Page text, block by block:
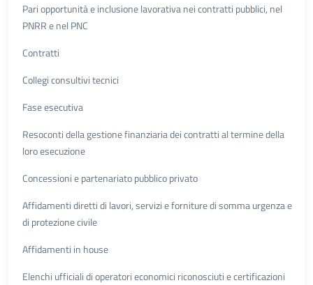
Pari opportunità e inclusione lavorativa nei contratti pubblici, nel
PNRR e nel PNC
Contratti
Collegi consultivi tecnici
Fase esecutiva
Resoconti della gestione finanziaria dei contratti al termine della
loro esecuzione
Concessioni e partenariato pubblico privato
Affidamenti diretti di lavori, servizi e forniture di somma urgenza e
di protezione civile
Affidamenti in house
Elenchi ufficiali di operatori economici riconosciuti e certificazioni